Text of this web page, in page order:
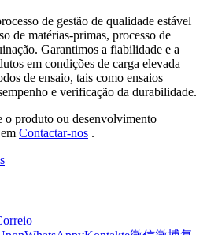
de gestão de qualidade estável
de matérias-primas, processo de
Garantimos a fiabilidade e a
em condições de carga elevada
de ensaio, tais como ensaios
e verificação da durabilidade.
o produto ou desenvolvimento
Contactar-nos .